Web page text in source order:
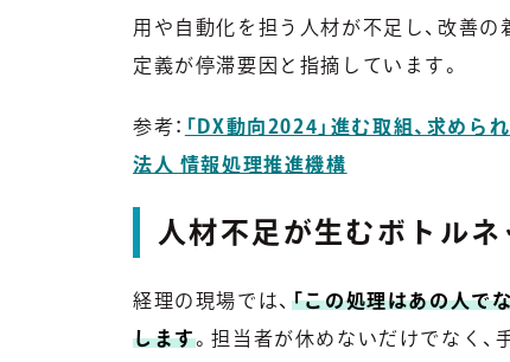
用や自動化を担う人材が不足し、改善の
定義が停滞要因と指摘しています。
参考： 「DX動向2024」進む取組、求め
法人 情報処理推進機構
人材不足が生むボトルネ
経理の現場では、 「この処理はあの人で
します。担当者が休めないだけでなく、